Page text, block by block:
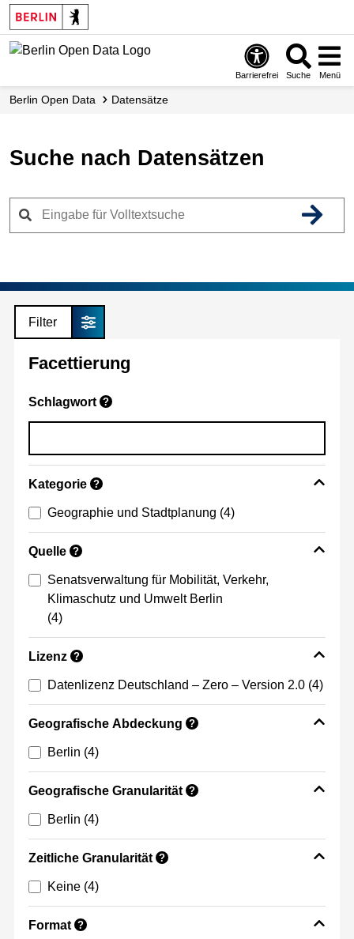
Skip
to
main
Barrierefrei Suche Menü
Berlin Open Data Datensätze
Suche nach Datensätzen
Filter
Facettierung
Schlagwort ?
Kategorie ?
Geographie und Stadtplanung (4)
Quelle ?
Senatsverwaltung für Mobilität, Verkehr,
Klimaschutz und Umwelt Berlin
(4)
Lizenz ?
Datenlizenz Deutschland – Zero – Version 2.0 (4)
Geografische Abdeckung ?
Berlin (4)
Geografische Granularität ?
Berlin (4)
Zeitliche Granularität ?
Keine (4)
Format ?